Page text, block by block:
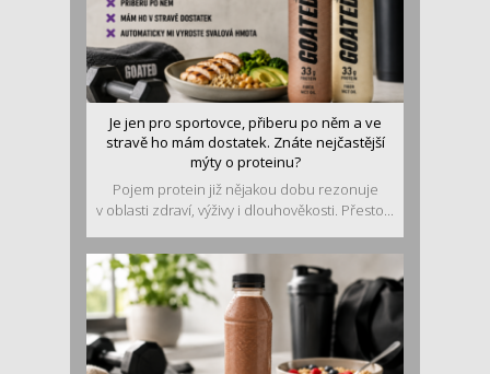
Je jen pro sportovce, přiberu po něm a ve
stravě ho mám dostatek. Znáte nejčastější
mýty o proteinu?
Pojem protein již nějakou dobu rezonuje
v oblasti zdraví, výživy i dlouhověkosti. Přesto...